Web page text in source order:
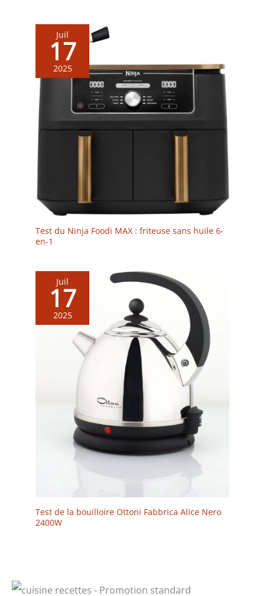
Juil
17
2025
Test du Ninja Foodi MAX : friteuse sans huile 6-
en-1
Juil
17
2025
Test de la bouilloire Ottoni Fabbrica Alice Nero
2400W